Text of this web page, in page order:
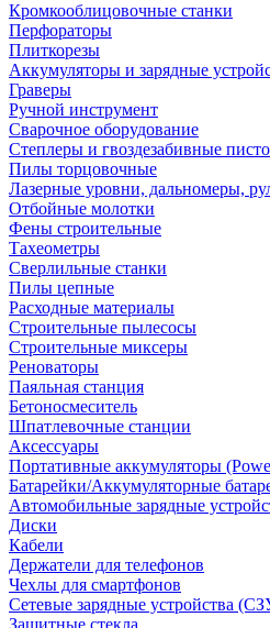
Кромкооблицовочные станки
Перфораторы
Плиткорезы
Аккумуляторы и зарядные
Граверы
Ручной инструмент
Сварочное оборудование
Степлеры и гвоздезабивные
Пилы торцовочные
Лазерные уровни, дальномеры,
Отбойные молотки
Фены строительные
Тахеометры
Сверлильные станки
Пилы цепные
Расходные материалы
Строительные пылесосы
Строительные миксеры
Реноваторы
Паяльная станция
Бетоносмеситель
Шпатлевочные станции
Аксессуары
Портативные аккумуляторы
Батарейки/Аккумуляторные
Автомобильные зарядные
Диски
Кабели
Держатели для телефонов
Чехлы для смартфонов
Сетевые зарядные устройства
Защитные стекла